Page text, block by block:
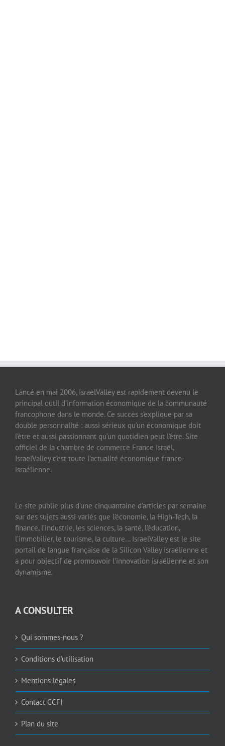
Lancé en mai 2006, IsraelValley est rapidement devenu le
principal outil d’information économique de la communauté
francophone dans le monde. Ce succès s’explique par sa
double personnalité : aussi sérieux qu’un économique doit
l’être et aussi passionnant qu’un quotidien peut l’être. Site
officiel de la chambre de commerce France Israël,
IsraelValley c’est toute l’actualité économique franco-
israélienne.
Le site publie plus d’une cinquantaine d’articles par semaine
sur des sujets aussi variés que l’économie, la High-Tech, la
finance, l’industrie, les sciences, la santé, l’éducation,
l’immobilier, le tourisme, la culture… IsraelValley est le site
portail de langue française de la Silicon Valley israélienne et
a pour objectif de promouvoir l’innovation israélienne et son
dynamisme.
A CONSULTER
Qui sommes-nous ?
Conditions d’utilisation
Mentions légales
Contact CCFI
Plan du site